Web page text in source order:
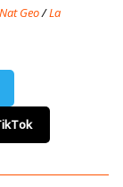
Nat Geo/La